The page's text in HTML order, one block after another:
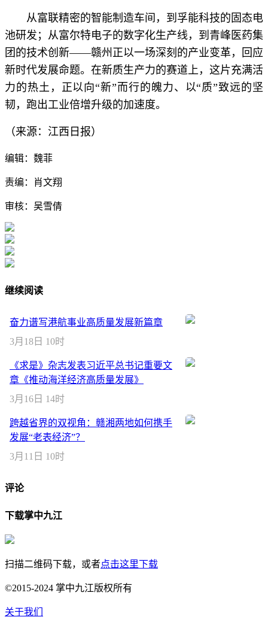
从富联精密的智能制造车间，到孚能科技的固态电
池研发；从富尔特电子的数字化生产线，到青峰医药集
团的技术创新——赣州正以一场深刻的产业变革，回应
新时代发展命题。在新质生产力的赛道上，这片充满活
力的热土，正以向“新”而行的魄力、以“质”致远的坚
韧，跑出工业倍增升级的加速度。
（来源：江西日报）
编辑：魏菲
责编：肖文翔
审核：吴雪倩
继续阅读
奋力谱写港航事业高质量发展新篇章
3月18日 10时
《求是》杂志发表习近平总书记重要文
章《推动海洋经济高质量发展》
3月16日 14时
跨越省界的双视角：赣湘两地如何携手
发展“老表经济”？
3月11日 10时
评论
下载掌中九江
扫描二维码下载，或者点击这里下载
©2015-2024 掌中九江版权所有
关于我们